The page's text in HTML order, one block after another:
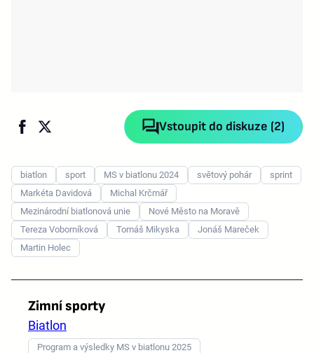
Vstoupit do diskuze (2)
biatlon sport MS v biatlonu 2024 světový pohár
sprint
Markéta Davidová
Michal Krčmář
Mezinárodní biatlonová unie
Nové Město na Moravě
Tereza Voborníková
Tomáš Mikyska
Jonáš Mareček
Martin Holec
Zimní sporty
Biatlon
Program a výsledky MS v biatlonu 2025